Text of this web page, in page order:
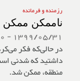
رزمنده و فرمانده
ناممکن ممکن
1399/05/31 - 10:30
در حالی‌که فکر
داشتید که شدنی
منطقه، ممکن شد.